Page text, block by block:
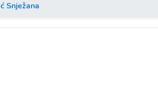
Snježana